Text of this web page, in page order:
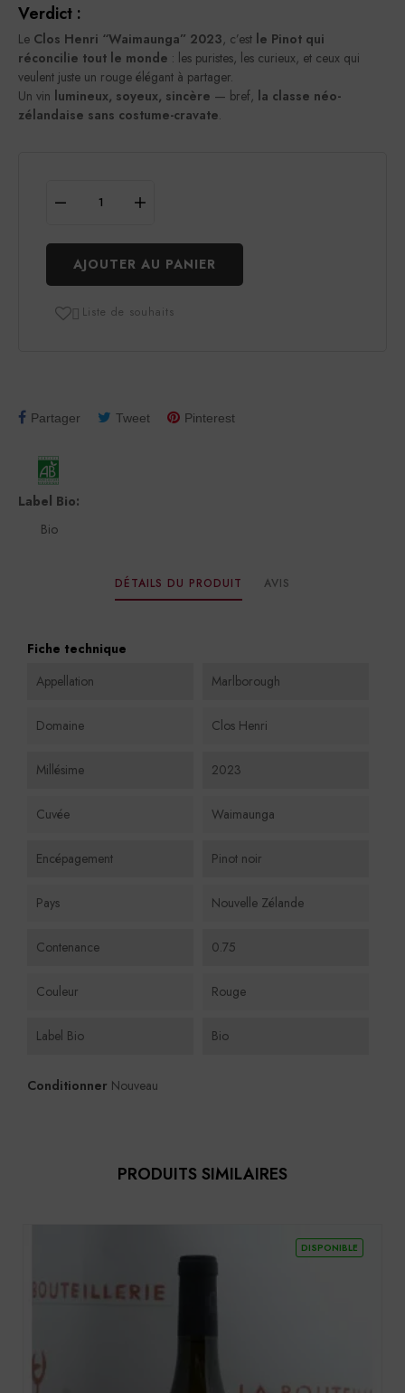
Verdict :
Le Clos Henri “Waimaunga” 2023, c’est le Pinot qui
réconcilie tout le monde : les puristes, les curieux, et ceux qui
veulent juste un rouge élégant à partager.
Un vin lumineux, soyeux, sincère — bref, la classe néo-
zélandaise sans costume-cravate.
AJOUTER AU PANIER
 Liste de souhaits
Partager Tweet Pinterest
Label Bio:
Bio
DÉTAILS DU PRODUIT AVIS
Fiche technique
Appellation
Marlborough
Domaine Clos Henri
Millésime 2023
Cuvée Waimaunga
Encépagement Pinot noir
Pays Nouvelle Zélande
Contenance 0.75
Couleur Rouge
Label Bio Bio
Conditionner Nouveau
PRODUITS SIMILAIRES
DISPONIBLE